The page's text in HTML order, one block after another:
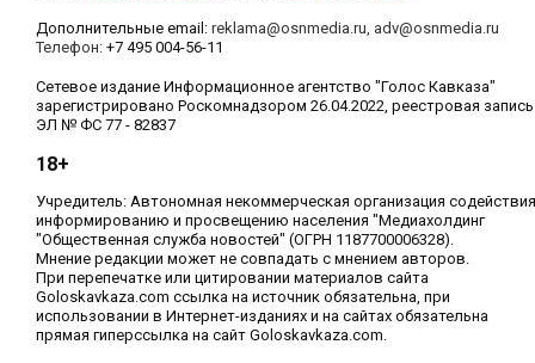
Дополнительные email: reklama@osnmedia.ru, adv@osnmedia.ru
Телефон: +7 495 004-56-11
Сетевое издание Информационное агентство "Голос Кавказа"
зарегистрировано Роскомнадзором 26.04.2022, реестровая запись
ЭЛ № ФС 77 - 82837
18+
Учредитель: Автономная некоммерческая организация содействия
информированию и просвещению населения "Медиахолдинг
"Общественная служба новостей" (ОГРН 1187700006328).
Мнение редакции может не совпадать с мнением авторов.
При перепечатке или цитировании материалов сайта
Goloskavkaza.com ссылка на источник обязательна, при
использовании в Интернет-изданиях и на сайтах обязательна
прямая гиперссылка на сайт Goloskavkaza.com.